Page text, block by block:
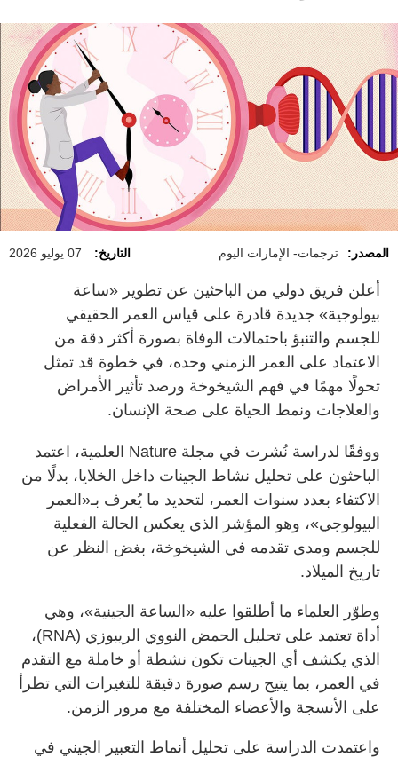
المصدر: ترجمات- الإمارات اليوم التاريخ: 07 يوليو 2026
أعلن فريق دولي من الباحثين عن تطوير «ساعة
بيولوجية» جديدة قادرة على قياس العمر الحقيقي
للجسم والتنبؤ باحتمالات الوفاة بصورة أكثر دقة من
الاعتماد على العمر الزمني وحده، في خطوة قد تمثل
تحولًا مهمًا في فهم الشيخوخة ورصد تأثير الأمراض
والعلاجات ونمط الحياة على صحة الإنسان.
ووفقًا لدراسة نُشرت في مجلة Nature العلمية، اعتمد
الباحثون على تحليل نشاط الجينات داخل الخلايا، بدلًا من
الاكتفاء بعدد سنوات العمر، لتحديد ما يُعرف بـ«العمر
البيولوجي»، وهو المؤشر الذي يعكس الحالة الفعلية
للجسم ومدى تقدمه في الشيخوخة، بغض النظر عن
تاريخ الميلاد.
وطوّر العلماء ما أطلقوا عليه «الساعة الجينية»، وهي
أداة تعتمد على تحليل الحمض النووي الريبوزي (RNA)،
الذي يكشف أي الجينات تكون نشطة أو خاملة مع التقدم
في العمر، بما يتيح رسم صورة دقيقة للتغيرات التي تطرأ
على الأنسجة والأعضاء المختلفة مع مرور الزمن.
واعتمدت الدراسة على تحليل أنماط التعبير الجيني في